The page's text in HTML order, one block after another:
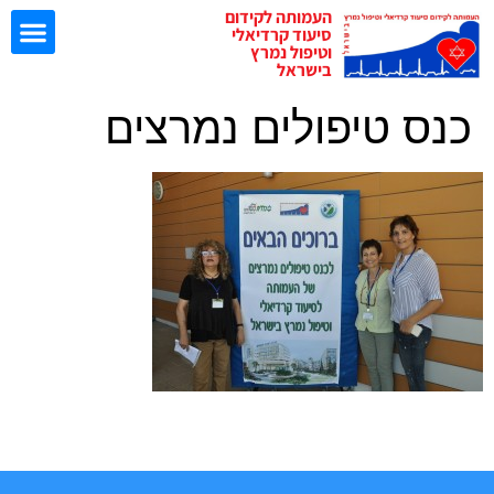
העמותה לקידום
סיעוד קרדיאלי
וטיפול נמרץ
בישראל
כנס טיפולים נמרצים